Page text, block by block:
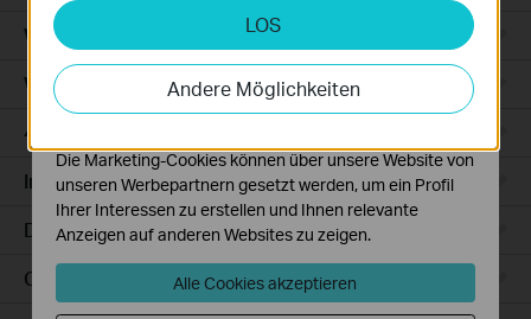
Wired Gateways
WiFi Gateways
4G/5G WiFi Gateways
Integrated Gateways
DSL Gateways
Cloud-Based
LOS
Andere Möglichkeiten
Analyse- und Marketing-Cookies
Analyse-Cookies ermöglichen es uns, Ihre Aktivitäten
auf unserer Website zu analysieren, um die
Funktionsweise unserer Website zu verbessern und
Die Marketing-Cookies können über unsere Website von
unseren Werbepartnern gesetzt werden, um ein Profil
Ihrer Interessen zu erstellen und Ihnen relevante
Anzeigen auf anderen Websites zu zeigen.
Alle Cookies akzeptieren